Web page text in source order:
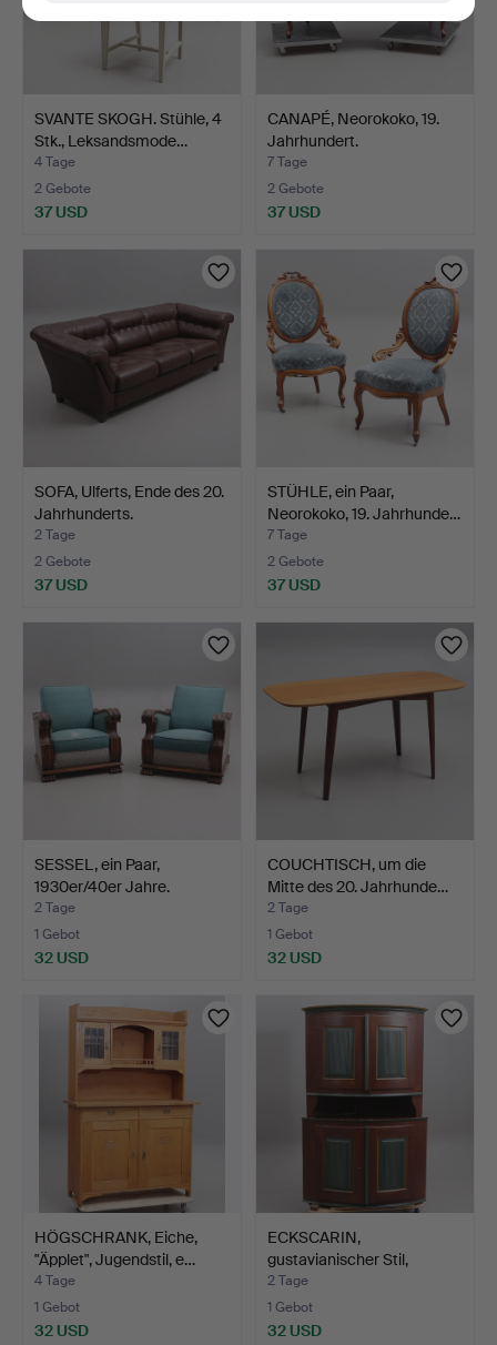
SVANTE SKOGH. Stühle, 4
Stk., Leksandsmode…
4 Tage
2 Gebote
37 USD
CANAPÉ, Neorokoko, 19.
Jahrhundert.
7 Tage
2 Gebote
37 USD
SOFA, Ulferts, Ende des 20.
Jahrhunderts.
2 Tage
2 Gebote
37 USD
STÜHLE, ein Paar,
Neorokoko, 19. Jahrhunde…
7 Tage
2 Gebote
37 USD
SESSEL, ein Paar,
1930er/40er Jahre.
2 Tage
1 Gebot
32 USD
COUCHTISCH, um die
Mitte des 20. Jahrhunde…
2 Tage
1 Gebot
32 USD
HÖGSCHRANK, Eiche,
"Äpplet", Jugendstil, e…
4 Tage
1 Gebot
32 USD
ECKSCARIN,
gustavianischer Stil,
gestempel…
2 Tage
1 Gebot
32 USD